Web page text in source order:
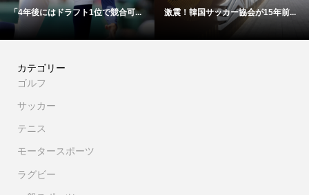
年前... 【映像】これが4年後ドラ1間違い... 「高橋遥人は明らかに疲
カテゴリー
ゴルフ
サッカー
テニス
モータースポーツ
ラグビー